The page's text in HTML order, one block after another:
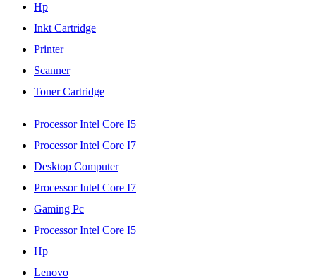
Hp
Inkt Cartridge
Printer
Scanner
Toner Cartridge
Processor Intel Core I5
Processor Intel Core I7
Desktop Computer
Processor Intel Core I7
Gaming Pc
Processor Intel Core I5
Hp
Lenovo